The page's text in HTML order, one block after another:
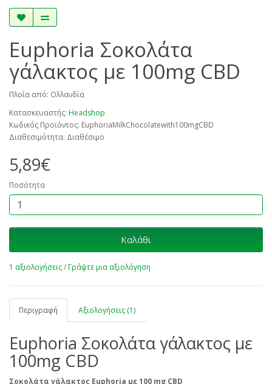
Euphoria Σοκολάτα
γάλακτος με 100mg CBD
Πλοία από: Ολλανδία
Κατασκευαστής: Headshop
Κωδικός Προϊόντος: EuphoriaMilkChocolatewith100mgCBD
Διαθεσιμότητα: Διαθέσιμο
5,89€
Ποσότητα
Καλάθι
1 αξιολογήσεις/Γράψτε μια αξιολόγηση
Περιγραφή Αξιολογήσεις (1)
Euphoria Σοκολάτα γάλακτος με
100mg CBD
Σοκολάτα γάλακτος Euphoria με 100 mg CBD